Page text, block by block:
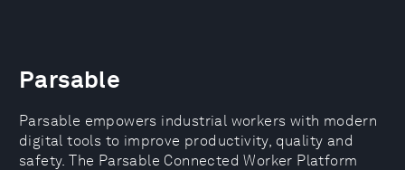
Parsable
Parsable empowers industrial workers with modern
digital tools to improve productivity, quality and
safety. The Parsable Connected Worker Platform